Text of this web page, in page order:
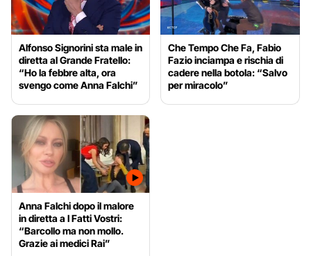
Alfonso Signorini sta male in
diretta al Grande Fratello:
“Ho la febbre alta, ora
svengo come Anna Falchi”
Che Tempo Che Fa, Fabio
Fazio inciampa e rischia di
cadere nella botola: “Salvo
per miracolo”
Anna Falchi dopo il malore
in diretta a I Fatti Vostri:
“Barcollo ma non mollo.
Grazie ai medici Rai”